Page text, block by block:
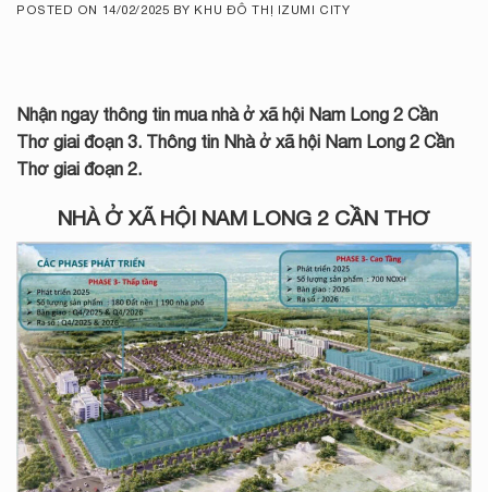
POSTED ON 14/02/2025 BY KHU ĐÔ THỊ IZUMI CITY
Nhận ngay thông tin mua nhà ở xã hội Nam Long 2 Cần
Thơ giai đoạn 3. Thông tin Nhà ở xã hội Nam Long 2 Cần
Thơ giai đoạn 2.
NHÀ Ở XÃ HỘI NAM LONG 2 CẦN THƠ